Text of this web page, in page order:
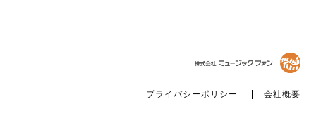
プライバシーポリシー 会社概要